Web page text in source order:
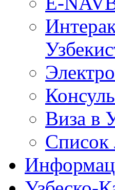
Виза в
Список